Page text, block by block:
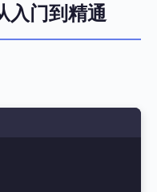
入门到精通